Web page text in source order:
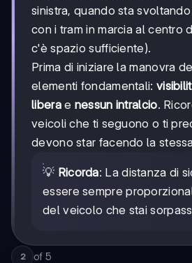
sinistra, quando sta
con i tram in marcia al centro
c'è spazio sufficiente).
Prima di iniziare la manovra
elementi fondamentali:
liberae nessun intralcio.
veicoli che ti seguono o ti
devono star facendo la
💡 Ricorda: La distanza di
essere sempre
del veicolo che stai
2 of 5